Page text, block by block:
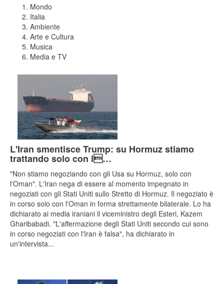
Mondo
Italia
Ambiente
Arte e Cultura
Musica
Media e TV
L'Iran smentisce Trump: su Hormuz stiamo
trattando solo con l…
"Non stiamo negoziando con gli Usa su Hormuz, solo con
l'Oman". L'Iran nega di essere al momento impegnato in
negoziati con gli Stati Uniti sullo Stretto di Hormuz. Il negoziato è
in corso solo con l'Oman in forma strettamente bilaterale. Lo ha
dichiarato ai media iraniani il viceministro degli Esteri, Kazem
Gharibabadi. "L'affermazione degli Stati Uniti secondo cui sono
in corso negoziati con l'Iran è falsa", ha dichiarato in
un'intervista...